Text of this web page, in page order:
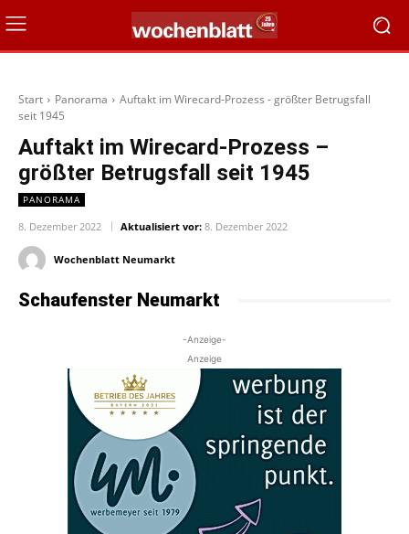
Start Panorama
Auftakt im Wirecard-Prozess - größter Betrugsfall
seit 1945
Auftakt im Wirecard-Prozess –
größter Betrugsfall seit 1945
PANORAMA
8. Dezember 2022 Aktualisiert vor: 8. Dezember 2022
Wochenblatt Neumarkt
Schaufenster Neumarkt
-Anzeige-
Anzeige